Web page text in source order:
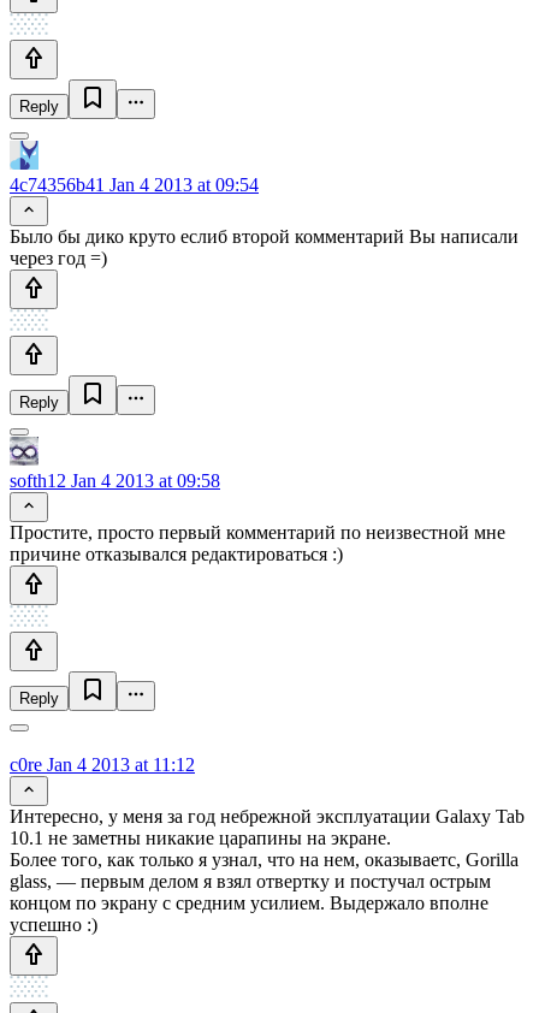
Reply
4c74356b41 Jan 4 2013 at 09:54
Было бы дико круто еслиб второй комментарий Вы написали
через год =)
Reply
softh12 Jan 4 2013 at 09:58
Простите, просто первый комментарий по неизвестной мне
причине отказывался редактироваться :)
Reply
c0re Jan 4 2013 at 11:12
Интересно, у меня за год небрежной эксплуатации Galaxy Tab
10.1 не заметны никакие царапины на экране.
Более того, как только я узнал, что на нем, оказываетс, Gorilla
glass, — первым делом я взял отвертку и постучал острым
концом по экрану с средним усилием. Выдержало вполне
успешно :)